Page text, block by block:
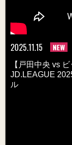
2025.11.15 NEW
【戸田中央 vs
JD.LEAGUE
ル